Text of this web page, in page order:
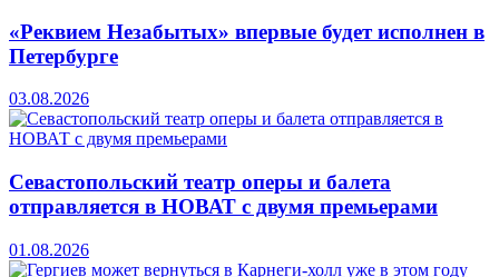
«Реквием Незабытых» впервые будет исполнен в
Петербурге
03.08.2026
Севастопольский театр оперы и балета
отправляется в НОВАТ с двумя премьерами
01.08.2026